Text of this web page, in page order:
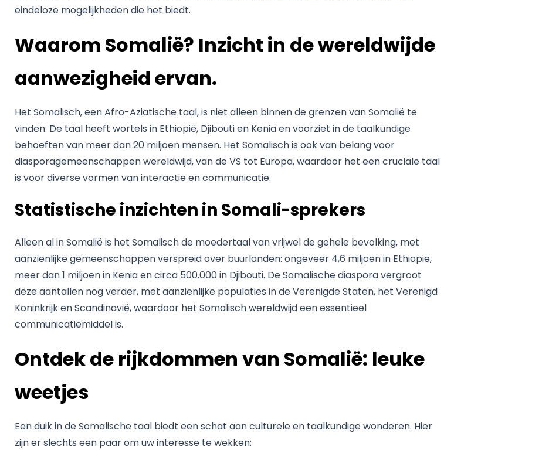
eindeloze mogelijkheden die het biedt.
Waarom Somalië? Inzicht in de wereldwijde
aanwezigheid ervan.
Het Somalisch, een Afro-Aziatische taal, is niet alleen binnen de grenzen van Somalië te
vinden. De taal heeft wortels in Ethiopië, Djibouti en Kenia en voorziet in de taalkundige
behoeften van meer dan 20 miljoen mensen. Het Somalisch is ook van belang voor
diasporagemeenschappen wereldwijd, van de VS tot Europa, waardoor het een cruciale taal
is voor diverse vormen van interactie en communicatie.
Statistische inzichten in Somali-sprekers
Alleen al in Somalië is het Somalisch de moedertaal van vrijwel de gehele bevolking, met
aanzienlijke gemeenschappen verspreid over buurlanden: ongeveer 4,6 miljoen in Ethiopië,
meer dan 1 miljoen in Kenia en circa 500.000 in Djibouti. De Somalische diaspora vergroot
deze aantallen nog verder, met aanzienlijke populaties in de Verenigde Staten, het Verenigd
Koninkrijk en Scandinavië, waardoor het Somalisch wereldwijd een essentieel
communicatiemiddel is.
Ontdek de rijkdommen van Somalië: leuke
weetjes
Een duik in de Somalische taal biedt een schat aan culturele en taalkundige wonderen. Hier
zijn er slechts een paar om uw interesse te wekken: